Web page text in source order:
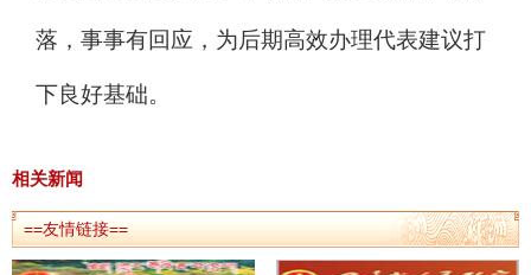
落，事事有回应 ， 为后期高效办理代表建议打
下良好基础。
相关新闻
==友情链接==